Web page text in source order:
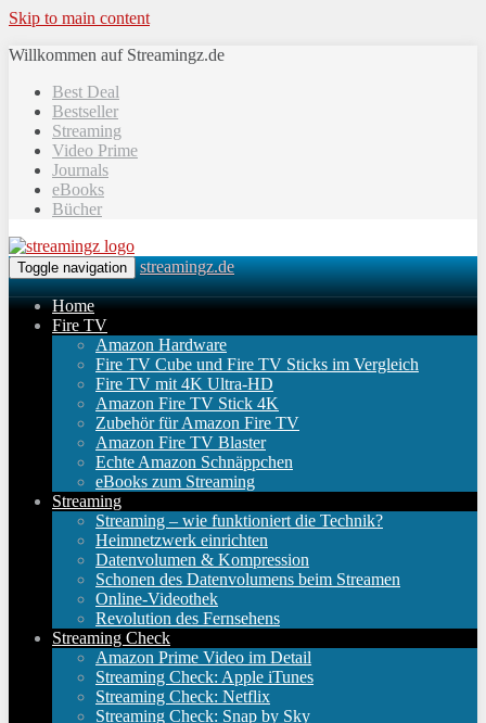
Skip to main content
Willkommen auf Streamingz.de
Best Deal
Bestseller
Streaming
Video Prime
Journals
eBooks
Bücher
Toggle navigation streamingz.de
Home
Fire TV
Amazon Hardware
Fire TV Cube und Fire TV Sticks im Vergleich
Fire TV mit 4K Ultra-HD
Amazon Fire TV Stick 4K
Zubehör für Amazon Fire TV
Amazon Fire TV Blaster
Echte Amazon Schnäppchen
eBooks zum Streaming
Streaming
Streaming – wie funktioniert die Technik?
Heimnetzwerk einrichten
Datenvolumen & Kompression
Schonen des Datenvolumens beim Streamen
Online-Videothek
Revolution des Fernsehens
Streaming Check
Amazon Prime Video im Detail
Streaming Check: Apple iTunes
Streaming Check: Netflix
Streaming Check: Snap by Sky